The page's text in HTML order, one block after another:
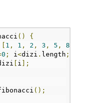
()
{
[ 1 , 1 , 2 , 3 , 5 , 8
0 ; i <dizi . length ;
[ i ];
();